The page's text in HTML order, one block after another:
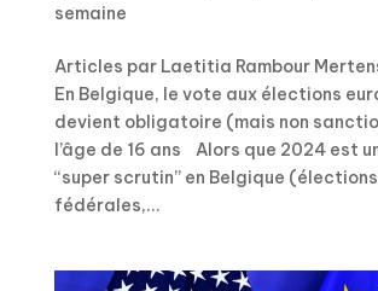
semaine
Articles par Laetitia Rambour
En Belgique, le vote aux élections
devient obligatoire (mais non
l’âge de 16 ans Alors que 2024 est
“super scrutin” en Belgique
fédérales,...